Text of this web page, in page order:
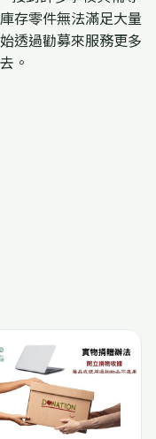
存零件無法滿足大量
透過勸募來服務更多
。